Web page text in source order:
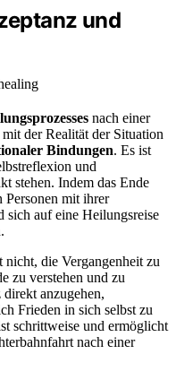
und
nach einer
der Realität der Situation
Bindungen. Es ist
und
stehen. Indem das Ende
Personen mit ihrer
sich auf eine Heilungsreise
nicht, die Vergangenheit zu
zu verstehen und zu
anzugehen,
Frieden in sich selbst zu
schrittweise und ermöglicht
nach einer